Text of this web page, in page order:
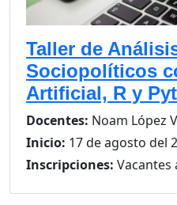
Taller de
Sociopolíticos
Artificial, R y
Docentes: Noam López
Inicio: 17 de agosto del
Inscripciones: Vacantes